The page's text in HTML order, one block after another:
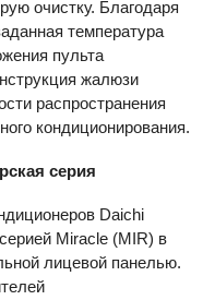
очистку. Благодаря
температура
пульта
жалюзи
распространения
кондиционирования.
серия
Daichi
Miracle (MIR) в
лицевой панелью.